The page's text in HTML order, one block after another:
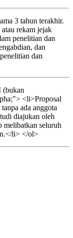
3 tahun terakhir.
rekam jejak
penelitian dan
dan
dan
(bukan
<li>Proposal
ada anggota
diajukan oleh
melibatkan seluruh
li> </ol>